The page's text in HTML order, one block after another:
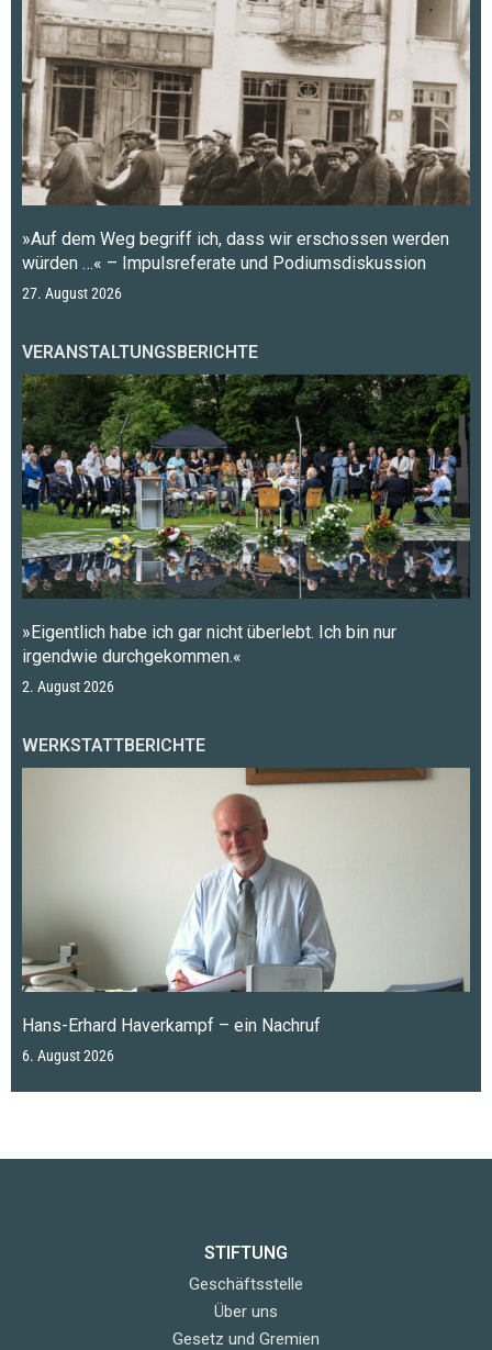
»Auf dem Weg begriff ich, dass wir erschossen werden
würden …« – Impulsreferate und Podiumsdiskussion
27. August 2026
VERANSTALTUNGSBERICHTE
»Eigentlich habe ich gar nicht überlebt. Ich bin nur
irgendwie durchgekommen.«
2. August 2026
WERKSTATTBERICHTE
Hans-Erhard Haverkampf – ein Nachruf
6. August 2026
STIFTUNG
Geschäftsstelle
Über uns
Gesetz und Gremien